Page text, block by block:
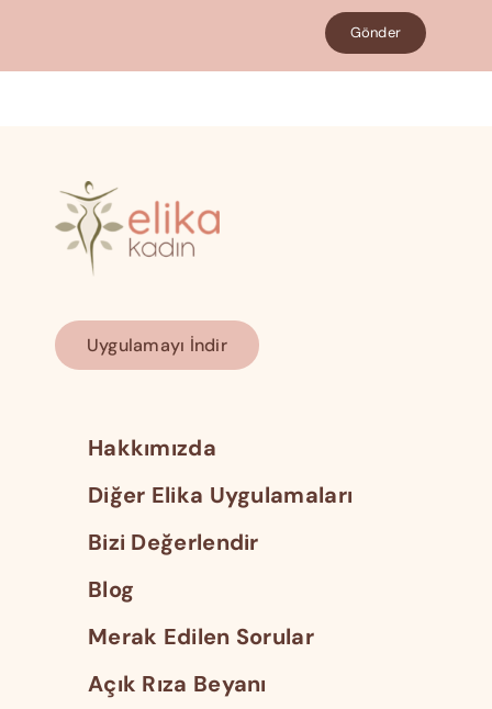
Gönder
Uygulamayı İndir
Hakkımızda
Diğer Elika Uygulamaları
Bizi Değerlendir
Blog
Merak Edilen Sorular
Açık Rıza Beyanı